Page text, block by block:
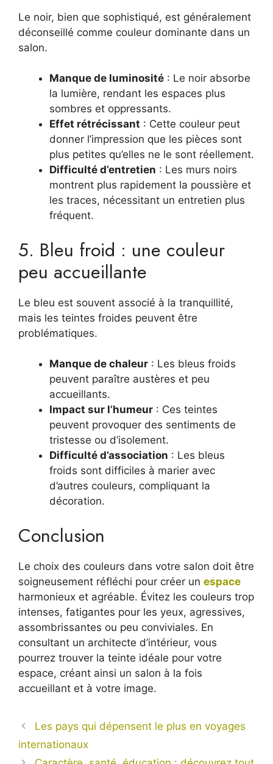
Le noir, bien que sophistiqué, est généralement
déconseillé comme couleur dominante dans un
salon.
Manque de luminosité : Le noir absorbe
la lumière, rendant les espaces plus
sombres et oppressants.
Effet rétrécissant : Cette couleur peut
donner l’impression que les pièces sont
plus petites qu’elles ne le sont réellement.
Difficulté d’entretien : Les murs noirs
montrent plus rapidement la poussière et
les traces, nécessitant un entretien plus
fréquent.
5. Bleu froid : une couleur
peu accueillante
Le bleu est souvent associé à la tranquillité,
mais les teintes froides peuvent être
problématiques.
Manque de chaleur : Les bleus froids
peuvent paraître austères et peu
accueillants.
Impact sur l’humeur : Ces teintes
peuvent provoquer des sentiments de
tristesse ou d’isolement.
Difficulté d’association : Les bleus
froids sont difficiles à marier avec
d’autres couleurs, compliquant la
décoration.
Conclusion
Le choix des couleurs dans votre salon doit être
soigneusement réfléchi pour créer un espace
harmonieux et agréable. Évitez les couleurs trop
intenses, fatigantes pour les yeux, agressives,
assombrissantes ou peu conviviales. En
consultant un architecte d’intérieur, vous
pourrez trouver la teinte idéale pour votre
espace, créant ainsi un salon à la fois
accueillant et à votre image.
Les pays qui dépensent le plus en voyages
internationaux